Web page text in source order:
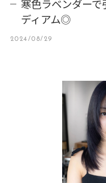
寒色ラベンダーで
ディアム◎
2024/08/29